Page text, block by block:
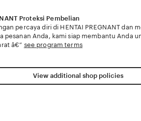
Proteksi Pembelian
percaya diri di HENTAI PREGNANT dan
pesanan Anda, kami siap membantu Anda
â€” see program terms
View additional shop policies